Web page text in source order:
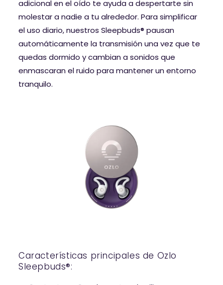
adicional en el oído te ayuda a despertarte sin
molestar a nadie a tu alrededor. Para simplificar
el uso diario, nuestros Sleepbuds® pausan
automáticamente la transmisión una vez que te
quedas dormido y cambian a sonidos que
enmascaran el ruido para mantener un entorno
tranquilo.
Características principales de Ozlo
Sleepbuds®: